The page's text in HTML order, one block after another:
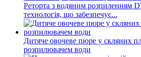
Реторта з водяним розпиленням
технологія, що забезпечує...
Дитяче овочеве пюре у скляних
розпилювачем води